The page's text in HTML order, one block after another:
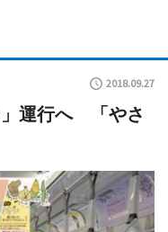
2018.09.27
」運行へ 「やさ